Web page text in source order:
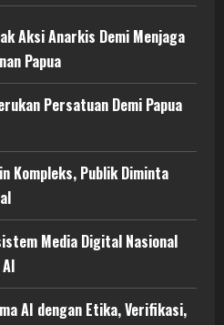
Aksi Anarkis Demi Menjaga
Papua
Persatuan Demi Papua
Kompleks, Publik Diminta
Media Digital Nasional
AI dengan Etika, Verifikasi,